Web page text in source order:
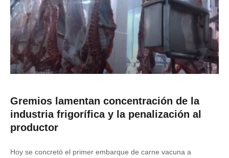
Gremios lamentan concentración de la
industria frigorífica y la penalización al
productor
Hoy se concretó el primer embarque de carne vacuna a